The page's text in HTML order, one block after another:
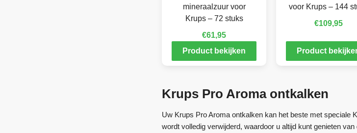
mineraalzuur voor
Krups – 72 stuks
€61,95
Product bekijken
voor Krups – 144
€109,95
Product
Krups Pro Aroma ontkalken
Uw Krups Pro Aroma ontkalken kan het beste met speciale
wordt volledig verwijderd, waardoor u altijd kunt genieten